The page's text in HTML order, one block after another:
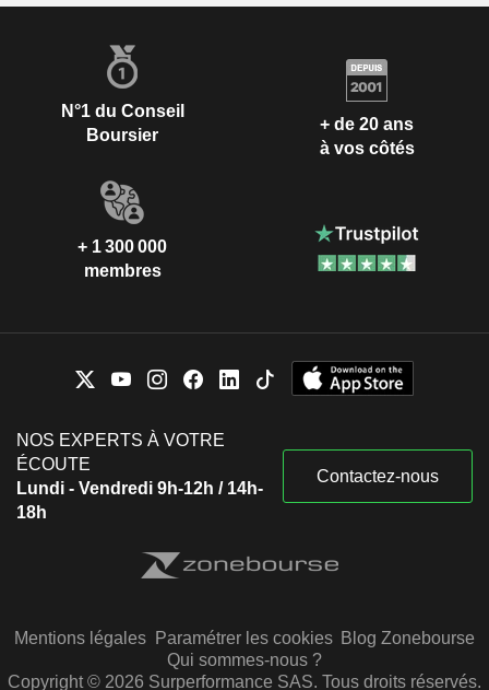
N°1 du Conseil
Boursier
+ de 20 ans
à vos côtés
+ 1 300 000
membres
NOS EXPERTS À VOTRE
ÉCOUTE
Lundi - Vendredi 9h-12h / 14h-
18h
Contactez-nous
Mentions légales Paramétrer les cookies Blog Zonebourse
Qui sommes-nous ?
Copyright © 2026 Surperformance SAS. Tous droits réservés.